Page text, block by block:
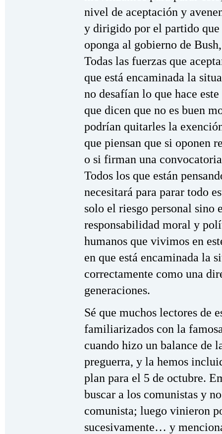
nivel de aceptación y
y dirigido por el partido que
oponga al gobierno de
Todas las fuerzas que
que está encaminada la
no desafían lo que hace
que dicen que no es buen
podrían quitarles la
que piensan que si oponen
o si firman una
Todos los que están
necesitará para parar todo
solo el riesgo personal sino
responsabilidad moral y
humanos que vivimos en
en que está encaminada la
correctamente como una
generaciones.
Sé que muchos lectores de
familiarizados con la
cuando hizo un balance de
preguerra, y la hemos
plan para el 5 de octubre.
buscar a los comunistas y
comunista; luego vinieron
sucesivamente… y